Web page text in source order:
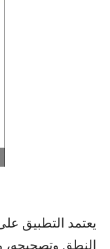
يعتمد التطبيق
النطق وتصحيحه،